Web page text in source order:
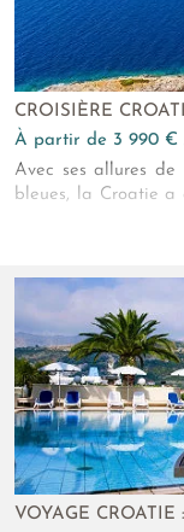
CROISIÈRE
à partir de 3 990 €
Avec ses allures de
bleues, la Croatie a
ce beau pays et
végétation
de nombreux sites
ourlant la Croatie.
VOYAGE CROATIE